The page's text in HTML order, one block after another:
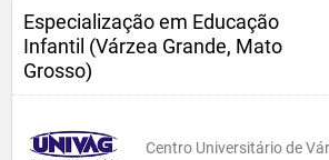
Especialização em Educação
Infantil (Várzea Grande, Mato
Grosso)
Centro Universitário de